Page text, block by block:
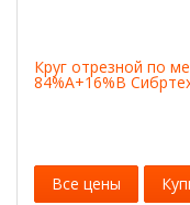
Круг отрезной по
84%A+16%B
Все цены